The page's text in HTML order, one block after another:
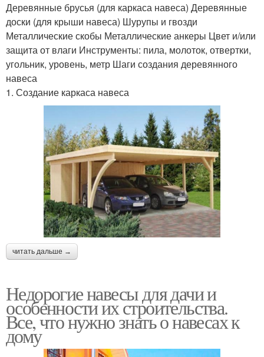
Деревянные брусья (для каркаса навеса) Деревянные
доски (для крыши навеса) Шурупы и гвозди
Металлические скобы Металлические анкеры Цвет и/или
защита от влаги Инструменты: пила, молоток, отвертки,
угольник, уровень, метр Шаги создания деревянного
навеса
1. Создание каркаса навеса
читать дальше →
Недорогие навесы для дачи и
особенности их строительства.
Все, что нужно знать о навесах к
дому